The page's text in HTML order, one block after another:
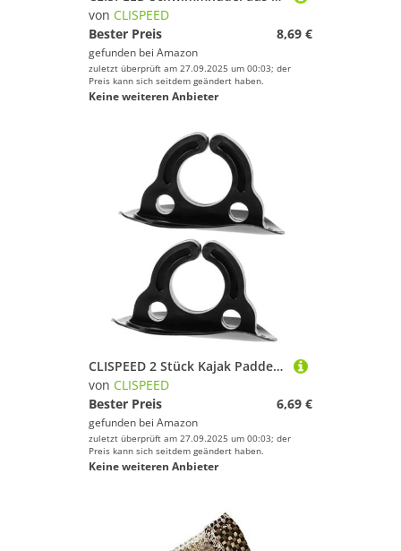
von CLISPEED
Bester Preis
8,69 €
gefunden bei Amazon
zuletzt überprüft am 27.09.2025 um 00:03; der
Preis kann sich seitdem geändert haben.
Keine weiteren Anbieter
CLISPEED 2 Stück Kajak Paddelhalter Robuste Paddelschnalle für Kanus Deckmontierter Paddelclip Sicherer Outdoor Paddelhalter für Kajakfreunde und Wassersport Zubehör
von CLISPEED
Bester Preis
6,69 €
gefunden bei Amazon
zuletzt überprüft am 27.09.2025 um 00:03; der
Preis kann sich seitdem geändert haben.
Keine weiteren Anbieter